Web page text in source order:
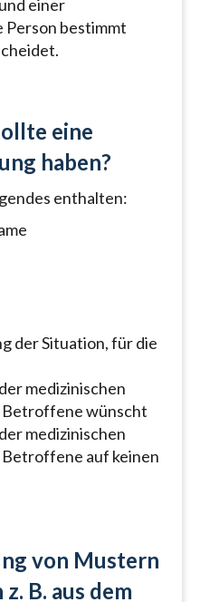
einer
Person bestimmt
eine
haben?
enthalten:
der Situation, für die
medizinischen
Betroffene wünscht
medizinischen
auf keinen
von Mustern
B. aus dem